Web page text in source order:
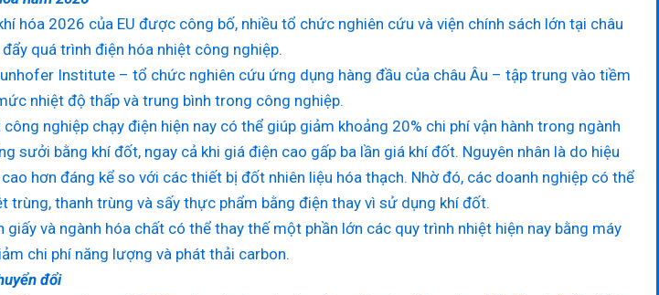
hóa 2026 của EU được công bố, nhiều tổ chức nghiên cứu và viện chính sách lớn tại châu
quá trình điện hóa nhiệt công nghiệp.
Institute – tổ chức nghiên cứu ứng dụng hàng đầu của châu Âu – tập trung vào tiềm
nhiệt độ thấp và trung bình trong công nghiệp.
nghiệp chạy điện hiện nay có thể giúp giảm khoảng 20% chi phí vận hành trong ngành
sưởi bằng khí đốt, ngay cả khi giá điện cao gấp ba lần giá khí đốt. Nguyên nhân là do hiệu
hơn đáng kể so với các thiết bị đốt nhiên liệu hóa thạch. Nhờ đó, các doanh nghiệp có thể
trùng, thanh trùng và sấy thực phẩm bằng điện thay vì sử dụng khí đốt.
và ngành hóa chất có thể thay thế một phần lớn các quy trình nhiệt hiện nay bằng máy
chi phí năng lượng và phát thải carbon.
đổi